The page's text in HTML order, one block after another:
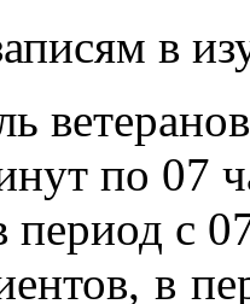
в
по 07
период с
в